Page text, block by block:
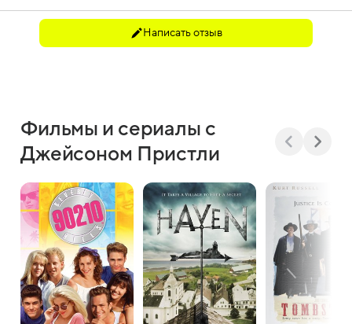
Написать отзыв
Фильмы и сериалы с
Джейсоном Пристли